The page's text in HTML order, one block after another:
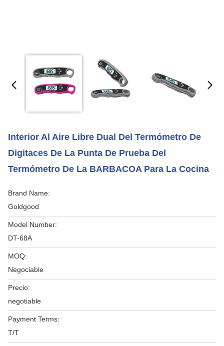
Interior Al Aire Libre Dual Del Termómetro De
Digitaces De La Punta De Prueba Del
Termómetro De La BARBACOA Para La Cocina
Brand Name:
Goldgood
Model Number:
DT-68A
MOQ:
Negociable
Precio:
negotiable
Payment Terms:
T/T